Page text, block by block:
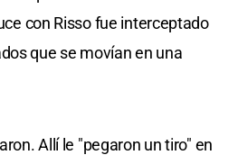
con Risso fue interceptado
que se movían en una
Allí le "pegaron un tiro" en